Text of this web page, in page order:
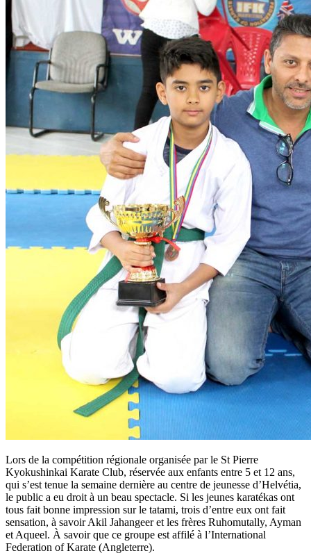
Lors de la compétition régionale organisée par le St Pierre
Kyokushinkai Karate Club, réservée aux enfants entre 5 et 12 ans,
qui s’est tenue la semaine dernière au centre de jeunesse d’Helvétia,
le public a eu droit à un beau spectacle. Si les jeunes karatékas ont
tous fait bonne impression sur le tatami, trois d’entre eux ont fait
sensation, à savoir Akil Jahangeer et les frères Ruhomutally, Ayman
et Aqueel. À savoir que ce groupe est affilé à l’International
Federation of Karate (Angleterre).